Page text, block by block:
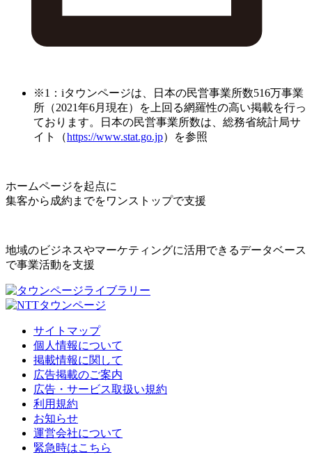
※1：iタウンページは、日本の民営事業所数516万事業
所（2021年6月現在）を上回る網羅性の高い掲載を行っ
ております。日本の民営事業所数は、総務省統計局サ
イト（https://www.stat.go.jp）を参照
ホームページを起点に
集客から成約までをワンストップで支援
地域のビジネスやマーケティングに活用できるデータベース
で事業活動を支援
サイトマップ
個人情報について
掲載情報に関して
広告掲載のご案内
広告・サービス取扱い規約
利用規約
お知らせ
運営会社について
緊急時はこちら